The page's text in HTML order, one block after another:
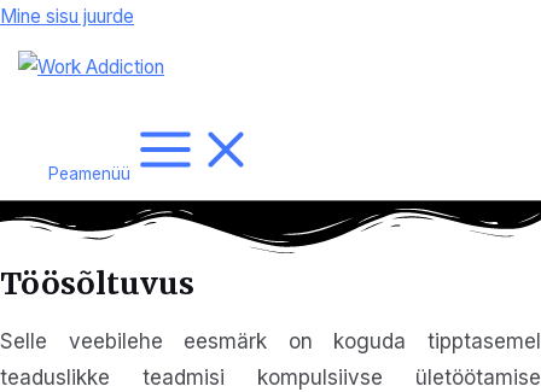
Mine sisu juurde
Peamenüü
Töösõltuvus
Selle veebilehe eesmärk on koguda tipptasemel
teaduslikke teadmisi kompulsiivse ületöötamise